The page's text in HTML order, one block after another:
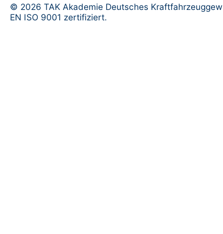
© 2026 TAK Akademie Deutsches
EN ISO 9001 zertifiziert.